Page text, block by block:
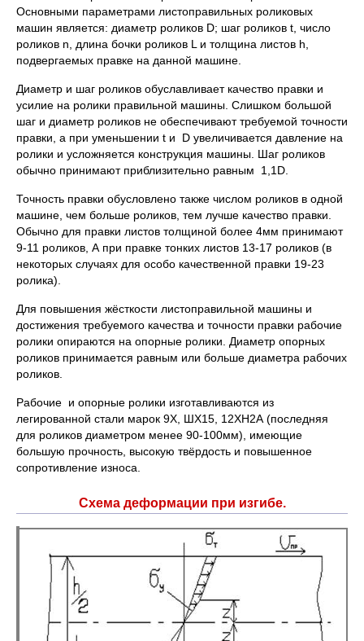
Основными параметрами листоправильных роликовых
машин является: диаметр роликов D; шаг роликов t, число
роликов n, длина бочки роликов L и толщина листов h,
подвергаемых правке на данной машине.
Диаметр и шаг роликов обуславливает качество правки и
усилие на ролики правильной машины. Слишком большой
шаг и диаметр роликов не обеспечивают требуемой точности
правки, а при уменьшении t и D увеличивается давление на
ролики и усложняется конструкция машины. Шаг роликов
обычно принимают приблизительно равным 1,1D.
Точность правки обусловлено также числом роликов в одной
машине, чем больше роликов, тем лучше качество правки.
Обычно для правки листов толщиной более 4мм принимают
9-11 роликов, А при правке тонких листов 13-17 роликов (в
некоторых случаях для особо качественной правки 19-23
ролика).
Для повышения жёсткости листоправильной машины и
достижения требуемого качества и точности правки рабочие
ролики опираются на опорные ролики. Диаметр опорных
роликов принимается равным или больше диаметра рабочих
роликов.
Рабочие и опорные ролики изготавливаются из
легированной стали марок 9Х, ШХ15, 12ХН2А (последняя
для роликов диаметром менее 90-100мм), имеющие
большую прочность, высокую твёрдость и повышенное
сопротивление износа.
Схема деформации при изгибе.